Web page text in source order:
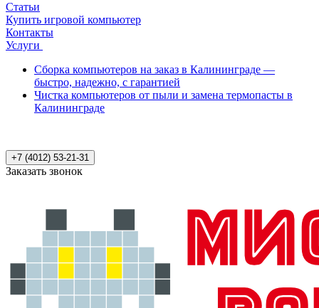
Статьи
Купить игровой компьютер
Контакты
Услуги
Сборка компьютеров на заказ в Калининграде —
быстро, надежно, с гарантией
Чистка компьютеров от пыли и замена термопасты в
Калининграде
+7 (4012) 53-21-31
Заказать звонок